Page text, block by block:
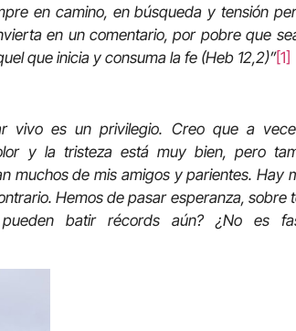
en camino, en búsqueda y tensión
en un comentario, por pobre que
que inicia y consuma la fe (Heb 12,2)”[1]
vivo es un privilegio. Creo que a
y la tristeza está muy bien, pero
muchos de mis amigos y parientes. Hay
Hemos de pasar esperanza, sobre
batir récords aún? ¿No es